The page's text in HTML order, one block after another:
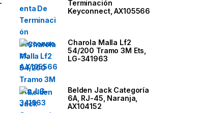
Terminación
Keyconnect, AX105566
Charola Malla Lf2
54/200 Tramo 3M Ets,
LG-341963
Belden Jack Categoría
6A, RJ-45, Naranja,
AX104152